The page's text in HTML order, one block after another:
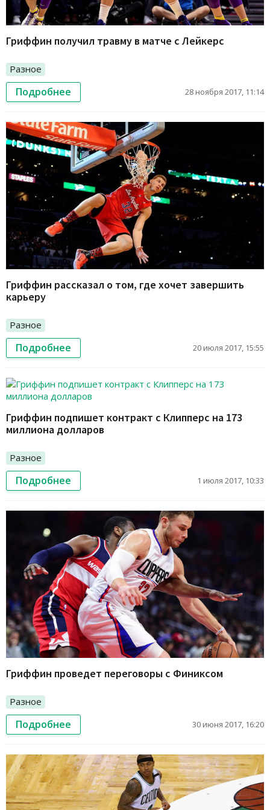
Гриффин получил травму в матче с Лейкерс
Разное
Подробнее 28 ноября 2017, 11:14
Гриффин рассказал о том, где хочет завершить
карьеру
Разное
Подробнее 20 июля 2017, 15:55
Гриффин подпишет контракт с Клипперс на 173
миллиона долларов
Разное
Подробнее 1 июля 2017, 10:33
Гриффин проведет переговоры с Финиксом
Разное
Подробнее 30 июня 2017, 16:20